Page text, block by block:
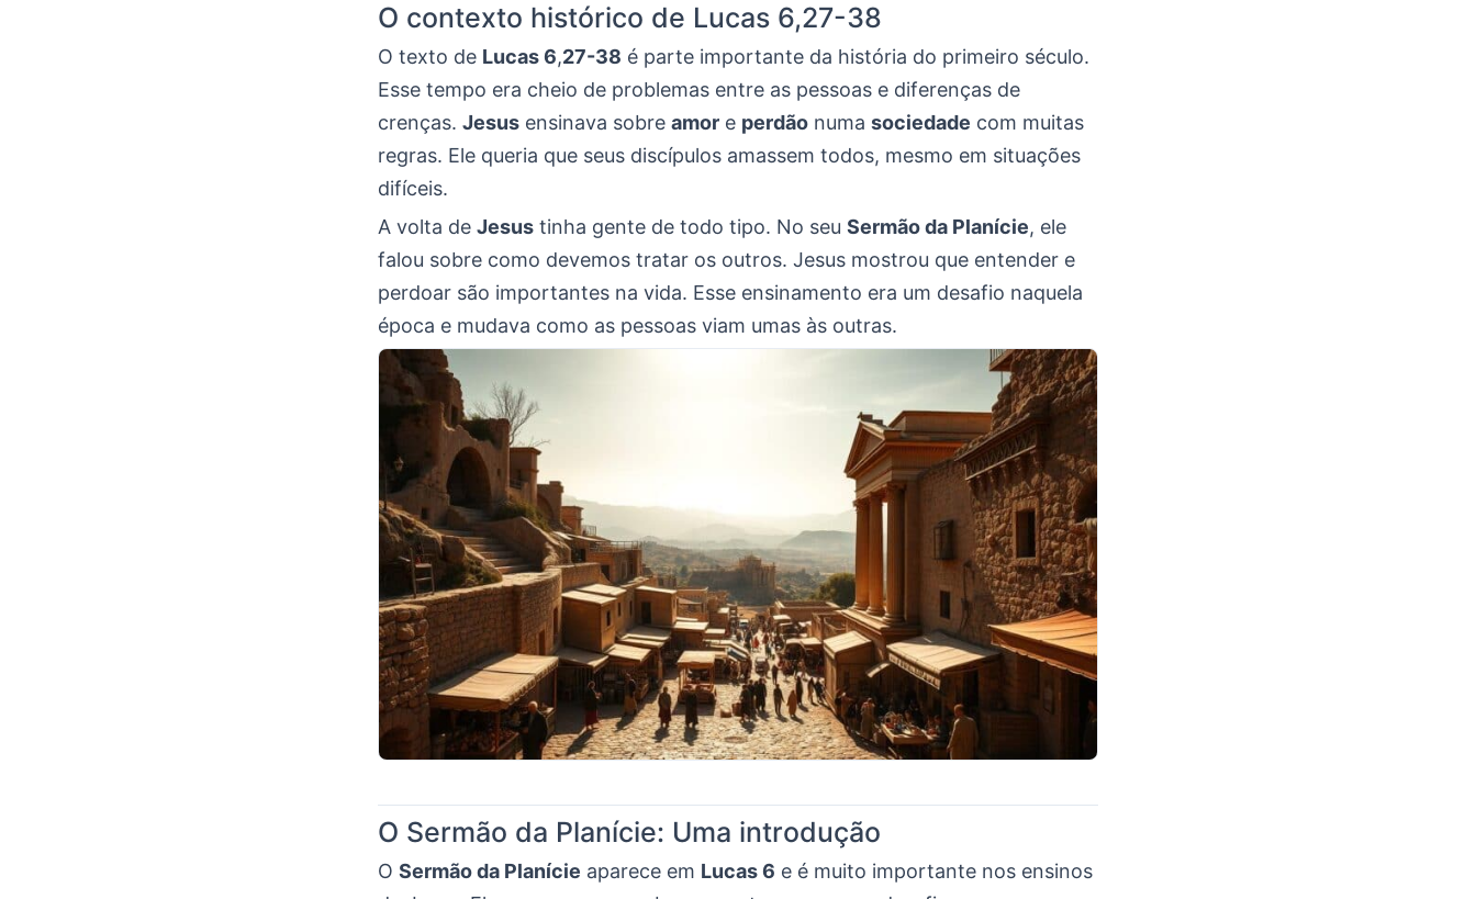
O contexto histórico de Lucas 6,27-38
O texto de Lucas 6,27-38 é parte importante da história do primeiro século.
Esse tempo era cheio de problemas entre as pessoas e diferenças de
crenças. Jesus ensinava sobre amor e perdão numa sociedade com muitas
regras. Ele queria que seus discípulos amassem todos, mesmo em situações
difíceis.
A volta de Jesus tinha gente de todo tipo. No seu Sermão da Planície, ele
falou sobre como devemos tratar os outros. Jesus mostrou que entender e
perdoar são importantes na vida. Esse ensinamento era um desafio naquela
época e mudava como as pessoas viam umas às outras.
O Sermão da Planície: Uma introdução
O Sermão da Planície aparece em Lucas 6 e é muito importante nos ensinos